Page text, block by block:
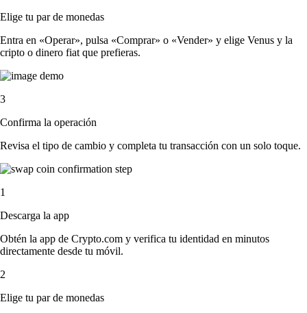
Elige tu par de monedas
Entra en «Operar», pulsa «Comprar» o «Vender» y elige Venus y la
cripto o dinero fiat que prefieras.
3
Confirma la operación
Revisa el tipo de cambio y completa tu transacción con un solo toque.
1
Descarga la app
Obtén la app de Crypto.com y verifica tu identidad en minutos
directamente desde tu móvil.
2
Elige tu par de monedas